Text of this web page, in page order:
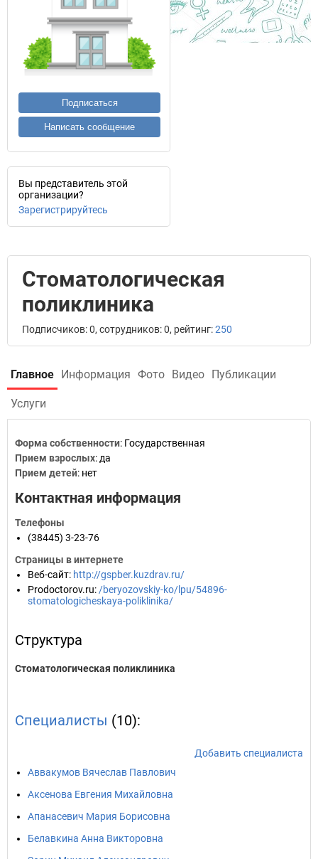
Подписаться
Написать сообщение
Вы представитель этой
организации?
Зарегистрируйтесь
Стоматологическая
поликлиника
Подписчиков: 0, сотрудников: 0, рейтинг:250
Главное Информация Фото Видео Публикации
Услуги
Форма собственности: Государственная
Прием взрослых: да
Прием детей: нет
Контактная информация
Телефоны
(38445) 3-23-76
Страницы в интернете
Веб-сайт: http://gspber.kuzdrav.ru/
Prodoctorov.ru: /beryozovskiy-ko/lpu/54896-
stomatologicheskaya-poliklinika/
Структура
Стоматологическая поликлиника
Специалисты (10):
Добавить специалиста
Аввакумов Вячеслав Павлович
Аксенова Евгения Михайловна
Апанасевич Мария Борисовна
Белавкина Анна Викторовна